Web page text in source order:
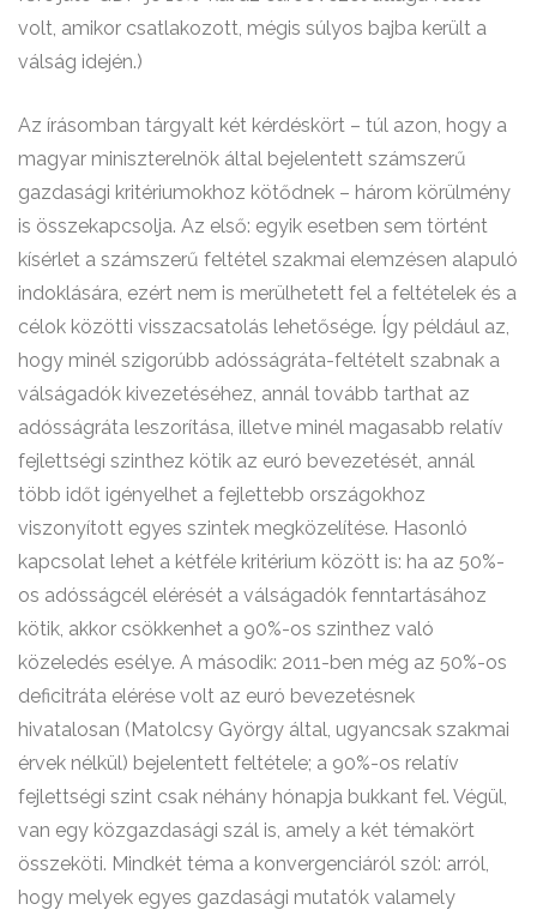
volt, amikor csatlakozott, mégis súlyos bajba került a
válság idején.)
Az írásomban tárgyalt két kérdéskört – túl azon, hogy a
magyar miniszterelnök által bejelentett számszerű
gazdasági kritériumokhoz kötődnek – három körülmény
is összekapcsolja. Az első: egyik esetben sem történt
kísérlet a számszerű feltétel szakmai elemzésen alapuló
indoklására, ezért nem is merülhetett fel a feltételek és a
célok közötti visszacsatolás lehetősége. Így például az,
hogy minél szigorúbb adósságráta-feltételt szabnak a
válságadók kivezetéséhez, annál tovább tarthat az
adósságráta leszorítása, illetve minél magasabb relatív
fejlettségi szinthez kötik az euró bevezetését, annál
több időt igényelhet a fejlettebb országokhoz
viszonyított egyes szintek megközelítése. Hasonló
kapcsolat lehet a kétféle kritérium között is: ha az 50%-
os adósságcél elérését a válságadók fenntartásához
kötik, akkor csökkenhet a 90%-os szinthez való
közeledés esélye. A második: 2011-ben még az 50%-os
deficitráta elérése volt az euró bevezetésnek
hivatalosan (Matolcsy György által, ugyancsak szakmai
érvek nélkül) bejelentett feltétele; a 90%-os relatív
fejlettségi szint csak néhány hónapja bukkant fel. Végül,
van egy közgazdasági szál is, amely a két témakört
összeköti. Mindkét téma a konvergenciáról szól: arról,
hogy melyek egyes gazdasági mutatók valamely